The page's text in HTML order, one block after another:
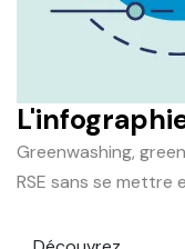
Greenwashing,
RSE sans se mettre